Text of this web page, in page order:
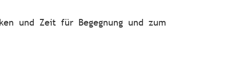
und Zeit für Begegnung und zum